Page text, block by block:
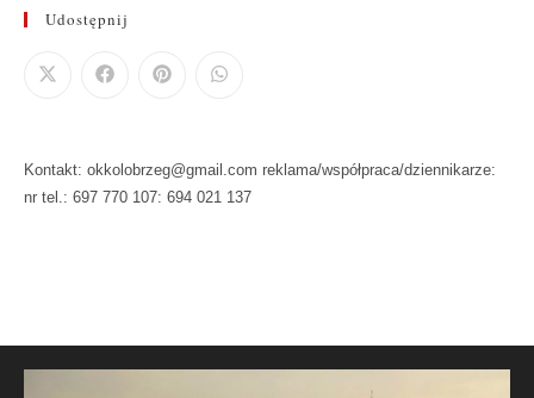
Udostępnij
Kontakt: okkolobrzeg@gmail.com reklama/współpraca/dziennikarze:
nr tel.: 697 770 107: 694 021 137